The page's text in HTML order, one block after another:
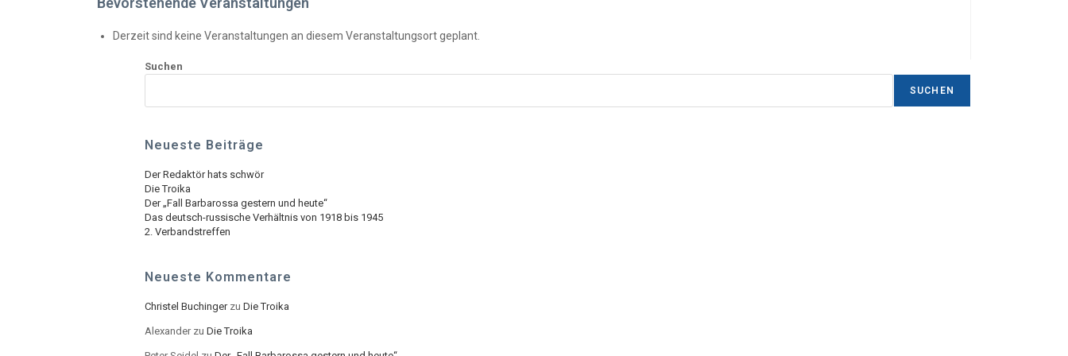
Derzeit sind keine Veranstaltungen an diesem Veranstaltungsort geplant.
Suchen
SUCHEN
Neueste Beiträge
Der Redaktör hats schwör
Die Troika
Der „Fall Barbarossa gestern und heute“
Das deutsch-russische Verhältnis von 1918 bis 1945
2. Verbandstreffen
Neueste Kommentare
Christel Buchingerzu Die Troika
Alexanderzu Die Troika